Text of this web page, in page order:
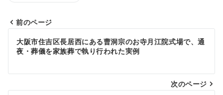
投
稿
ナ
ビ
前のページ
大阪市住吉区長居西にある曹洞宗のお寺月江院式場で、通
夜・葬儀を家族葬で執り行われた実例
次のページ